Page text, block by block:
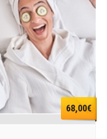
68,00€